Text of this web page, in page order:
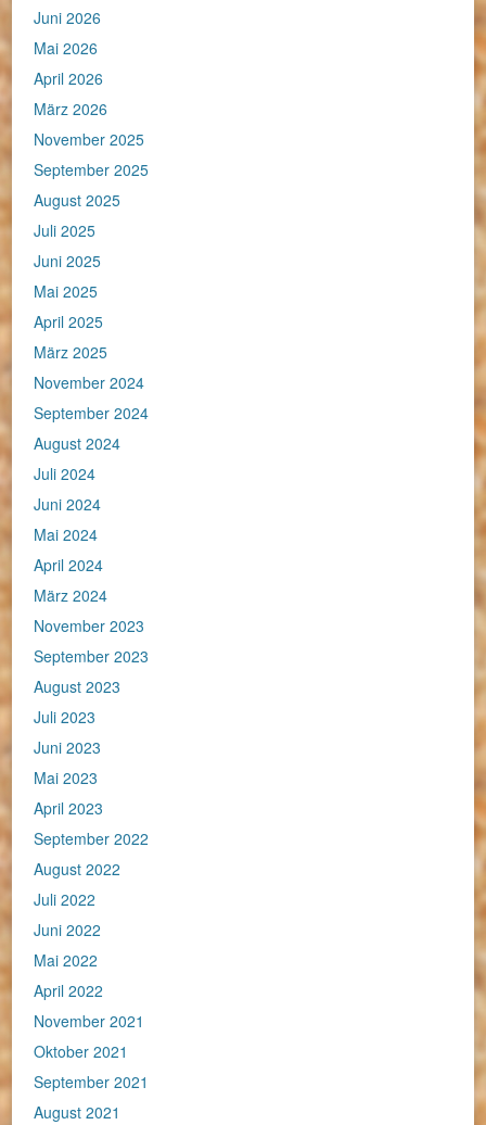
Juni 2026
Mai 2026
April 2026
März 2026
November 2025
September 2025
August 2025
Juli 2025
Juni 2025
Mai 2025
April 2025
März 2025
November 2024
September 2024
August 2024
Juli 2024
Juni 2024
Mai 2024
April 2024
März 2024
November 2023
September 2023
August 2023
Juli 2023
Juni 2023
Mai 2023
April 2023
September 2022
August 2022
Juli 2022
Juni 2022
Mai 2022
April 2022
November 2021
Oktober 2021
September 2021
August 2021